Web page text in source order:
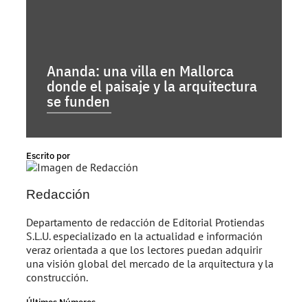
Ananda: una villa en Mallorca
donde el paisaje y la arquitectura
se funden
Escrito por
Redacción
Departamento de redacción de Editorial Protiendas
S.L.U. especializado en la actualidad e información
veraz orientada a que los lectores puedan adquirir
una visión global del mercado de la arquitectura y la
construcción.